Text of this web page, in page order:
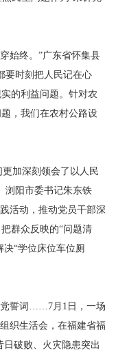
始终。”广东省怀集县
要时刻把人民记在心
的利益问题。针对农
，我们在农村公路设
加深刻领会了以人民
浏阳市委书记朱东铁
活动，推动党员干部深
群众反映的“问题清
决“学位床位车位厕
誓词……7月1日，一场
织生活会，在福建省福
日破败、火灾隐患突出